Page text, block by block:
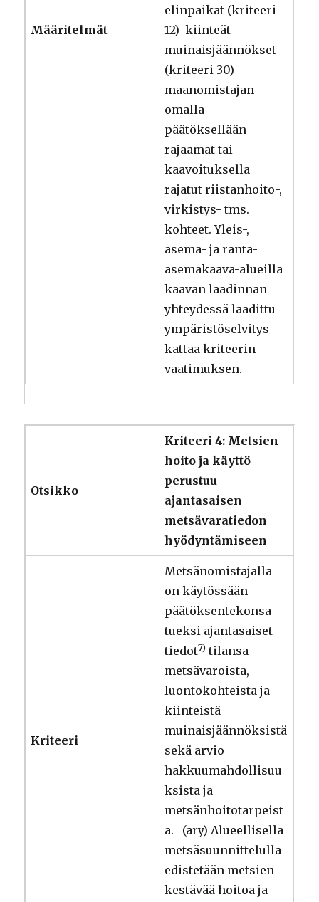
Määritelmät
elinpaikat (kriteeri
12) kiinteät
muinaisjäännökset
(kriteeri 30)
maanomistajan
omalla
päätöksellään
rajaamat tai
kaavoituksella
rajatut riistanhoito-,
virkistys- tms.
kohteet. Yleis-,
asema- ja ranta-
asemakaava-alueilla
kaavan laadinnan
yhteydessä laadittu
ympäristöselvitys
kattaa kriteerin
vaatimuksen.
Otsikko
Kriteeri 4: Metsien
hoito ja käyttö
perustuu
ajantasaisen
metsävaratiedon
hyödyntämiseen
Kriteeri
Metsänomistajalla
on käytössään
päätöksentekonsa
tueksi ajantasaiset
tiedot7) tilansa
metsävaroista,
luontokohteista ja
kiinteistä
muinaisjäännöksistä
sekä arvio
hakkuumahdollisuu
ksista ja
metsänhoitotarpeist
a. (ary) Alueellisella
metsäsuunnittelulla
edistetään metsien
kestävää hoitoa ja